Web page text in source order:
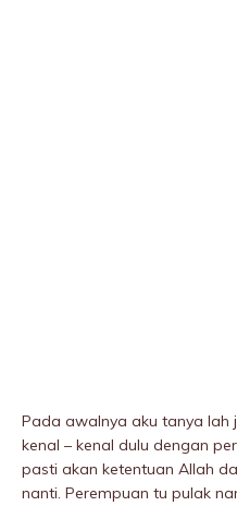
Pada awalnya aku tanya lah
kenal – kenal dulu dengan
pasti akan ketentuan Allah
nanti. Perempuan tu pulak